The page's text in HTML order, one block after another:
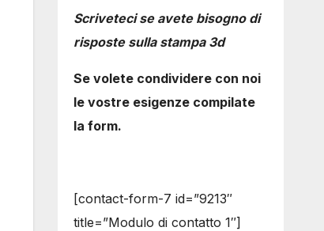
Scriveteci se avete bisogno di
risposte sulla stampa 3d
Se volete condividere con noi
le vostre esigenze compilate
la form.
[contact-form-7 id=”9213″
title=”Modulo di contatto 1″]